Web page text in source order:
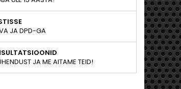
JA DPD-GA
JA ME AITAME TEID!